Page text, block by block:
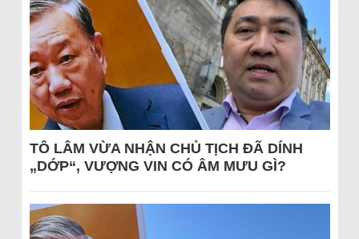
TÔ LÂM VỪA NHẬN CHỦ TỊCH ĐÃ DÍNH
„DỚP“, VƯỢNG VIN CÓ ÂM MƯU GÌ?